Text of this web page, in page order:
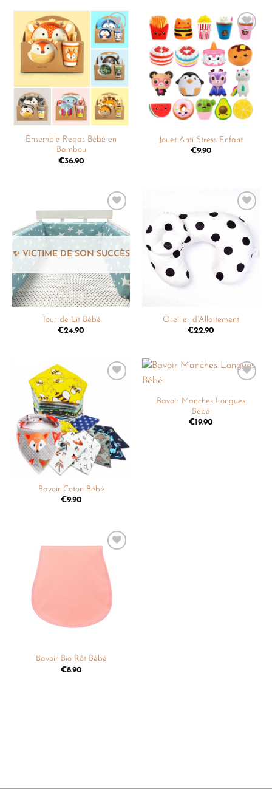
Ajouter
à la
liste de
souhaits
Ensemble Repas Bébé en
Bambou
€36.90
Ajouter
à la
liste de
souhaits
Jouet Anti Stress Enfant
€9.90
Ajouter
à la
liste de
Tour de Lit Bébé
€24.90
Ajouter
liste de
souhaits
Oreiller d’Allaitement
€22.90
Bavoir Coton Bébé
€9.90
liste de
Bavoir Manches Longues
Bébé
€19.90
Ajouter
à la
liste de
souhaits
Bavoir Bio Rôt Bébé
€8.90